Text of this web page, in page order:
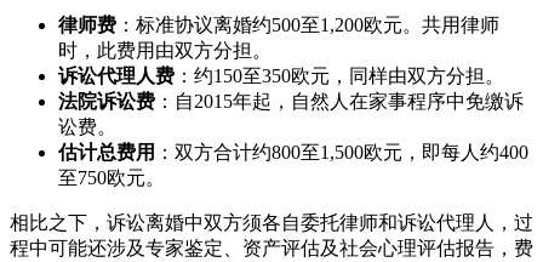
律师费 ：标准协议离婚约500至1,200欧元。共用律师
时，此费用由双方分担。
诉讼代理人费 ：约150至350欧元，同样由双方分担。
法院诉讼费 ：自2015年起，自然人在家事程序中免缴诉
讼费。
估计总费用 ：双方合计约800至1,500欧元，即每人约400
至750欧元。
相比之下，诉讼离婚中双方须各自委托律师和诉讼代理人，过
程中可能还涉及专家鉴定、资产评估及社会心理评估报告，费